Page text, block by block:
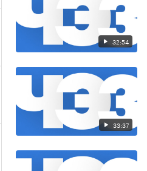
32:54
33:37